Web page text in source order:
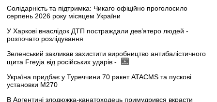
Солідарність та підтримка: Чикаго офіційно проголосило
серпень 2026 року місяцем України
У Харкові внаслідок ДТП постраждали дев’ятеро людей -
розпочато розлідування
Зеленський закликав захистити виробництво антибалістичного
щита Freyja від російських ударів -
Україна придбає у Туреччини 70 ракет ATACMS та пускові
установки M270
В Аргентині злодюжка-канатоходець примудрився вкрасти